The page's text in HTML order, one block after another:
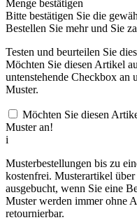
Menge bestätigen
Bitte bestätigen Sie die
Bestellen Sie mehr und Sie
Testen und beurteilen Sie
Möchten Sie diesen Artikel
untenstehende Checkbox an
Muster.
Möchten Sie diesen
Muster an!
i
Musterbestellungen bis zu
kostenfrei. Musterartikel
ausgebucht, wenn Sie eine
Muster werden immer ohne
retournierbar.